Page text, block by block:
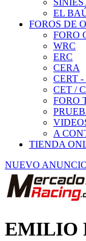
EL
FOROS DE
FORO
WRC
ERC
CERA
CERT
CET /
FORO
A
TIENDA
NUEVO
EMILIO